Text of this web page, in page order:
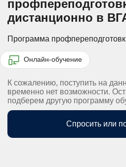
дистанционно в
Программа
Онлайн-обучение
К сожалению, поступить на
временно нет возможности.
подберем другую программу
Спросить или